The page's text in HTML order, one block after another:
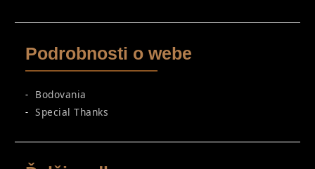
Podrobnosti o webe
Bodovania
Special Thanks